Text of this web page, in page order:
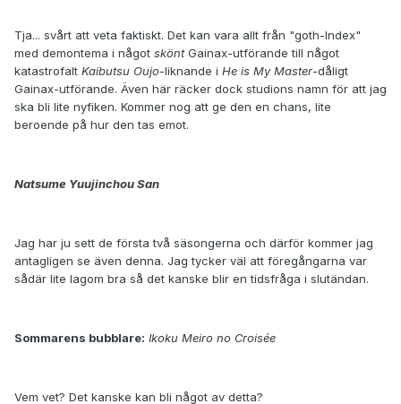
Tja... svårt att veta faktiskt. Det kan vara allt från "goth-Index"
med demontema i något sköntGainax-utförande till något
katastrofalt Kaibutsu Oujo-liknande i He is My Master-dåligt
Gainax-utförande. Även här räcker dock studions namn för att jag
ska bli lite nyfiken. Kommer nog att ge den en chans, lite
beroende på hur den tas emot.
Natsume Yuujinchou San
Jag har ju sett de första två säsongerna och därför kommer jag
antagligen se även denna. Jag tycker väl att föregångarna var
sådär lite lagom bra så det kanske blir en tidsfråga i slutändan.
Sommarens bubblare: Ikoku Meiro no Croisée
Vem vet? Det kanske kan bli något av detta?